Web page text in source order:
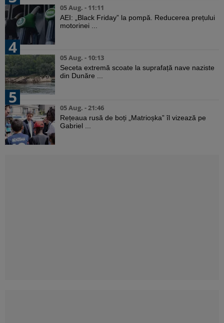
05 Aug. - 11:11
AEI: „Black Friday” la pompă. Reducerea prețului
motorinei ...
4
05 Aug. - 10:13
Seceta extremă scoate la suprafață nave naziste
din Dunăre ...
5
05 Aug. - 21:46
Rețeaua rusă de boți „Matrioșka” îl vizează pe
Gabriel ...